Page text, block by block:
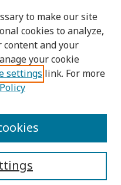
to make our site
cookies to analyze,
content and your
your cookie
settings link. For more